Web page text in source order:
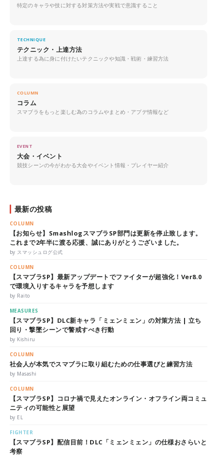
特定のキャラや技に対する対策方法や実戦で意識すること
TECHNIQUE
テクニック・上達方法
上達する為に身に付けたいテクニックや知識・戦術・練習方法
COLUMN
コラム
スマブラをもっと楽しむ為のコラムやまとめ・アプデ情報など
EVENT
大会・イベント
競技シーンの今がわかる大会やイベント情報・プレイヤー紹介
最新の投稿
COLUMN
【お知らせ】SmashlogスマブラSP部門は更新を停止致します。
これまで2年半に渡る応援、誠にありがとうございました。
by スマッシュログ公式
COLUMN
【スマブラSP】最新アップデートでファイターが超強化！Ver8.0
で環境入りするキャラを予想します
by Raito
MEASURES
【スマブラSP】DLC新キャラ「ミェンミェン」の対策方法 | 立ち
回り・撃墜シーンで警戒すべき行動
by Kishiru
COLUMN
社会人が本気でスマブラに取り組むための仕事選びと練習方法
by Masashi
COLUMN
【スマブラSP】コロナ禍で見えたオンライン・オフライン両コミュ
ニティの可能性と展望
by EL
FIGHTER
【スマブラSP】配信目前！DLC「ミェンミェン」の仕様おさらいと
考察